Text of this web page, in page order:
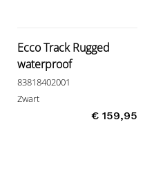
Ecco Track Rugged
waterproof
83818402001
Zwart
€ 159,95